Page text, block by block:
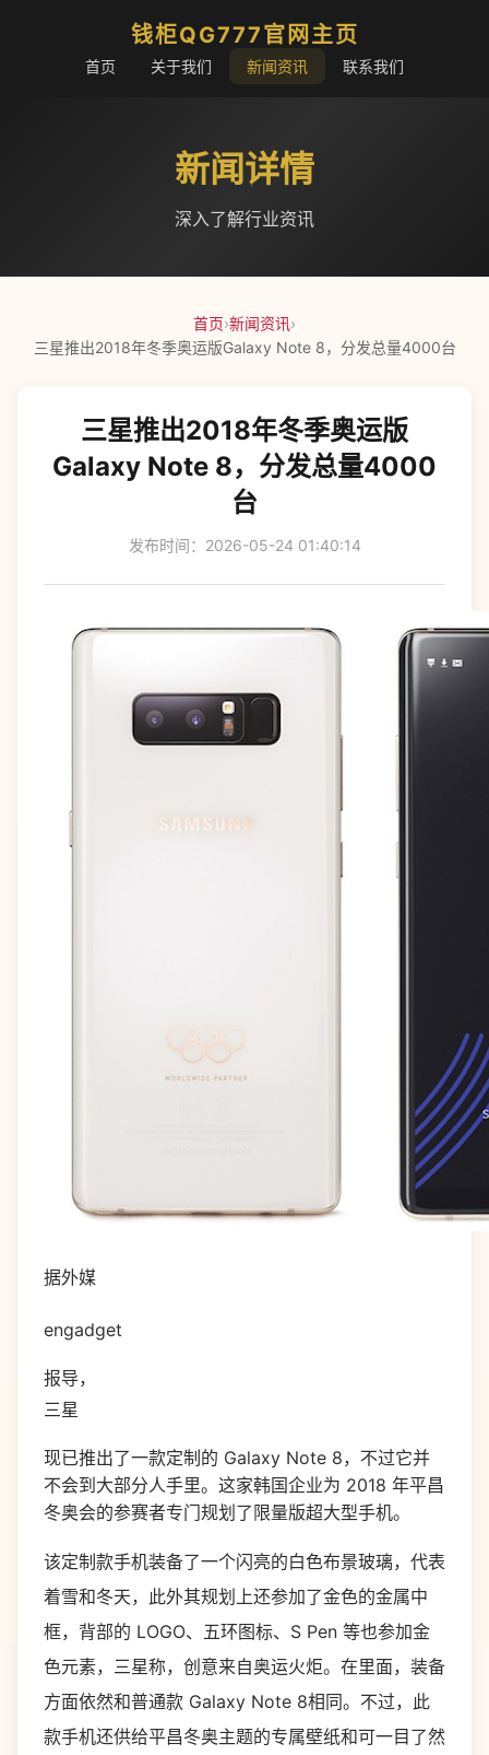
钱柜QG777官网主页
首页 关于我们 新闻资讯 联系我们
新闻详情
深入了解行业资讯
首页›新闻资讯›
三星推出2018年冬季奥运版Galaxy Note 8，分发总量4000台
三星推出2018年冬季奥运版
Galaxy Note 8，分发总量4000
台
发布时间：2026-05-24 01:40:14
据外媒
engadget
报导，
三星
现已推出了一款定制的 Galaxy Note 8，不过它并
不会到大部分人手里。这家韩国企业为 2018 年平昌
冬奥会的参赛者专门规划了限量版超大型手机。
该定制款手机装备了一个闪亮的白色布景玻璃，代表
着雪和冬天，此外其规划上还参加了金色的金属中
框，背部的 LOGO、五环图标、S Pen 等也参加金
色元素，三星称，创意来自奥运火炬。在里面，装备
方面依然和普通款 Galaxy Note 8相同。不过，此
款手机还供给平昌冬奥主题的专属壁纸和可一目了然